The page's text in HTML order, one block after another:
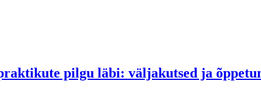
pilgu läbi: väljakutsed ja